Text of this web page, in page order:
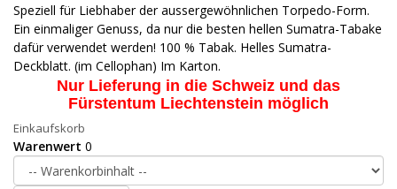
Speziell für Liebhaber der aussergewöhnlichen Torpedo-Form.
Ein einmaliger Genuss, da nur die besten hellen Sumatra-Tabake
dafür verwendet werden! 100 % Tabak. Helles Sumatra-
Deckblatt. (im Cellophan) Im Karton.
Nur Lieferung in die Schweiz und das
Fürstentum Liechtenstein möglich
Einkaufskorb
Warenwert 0